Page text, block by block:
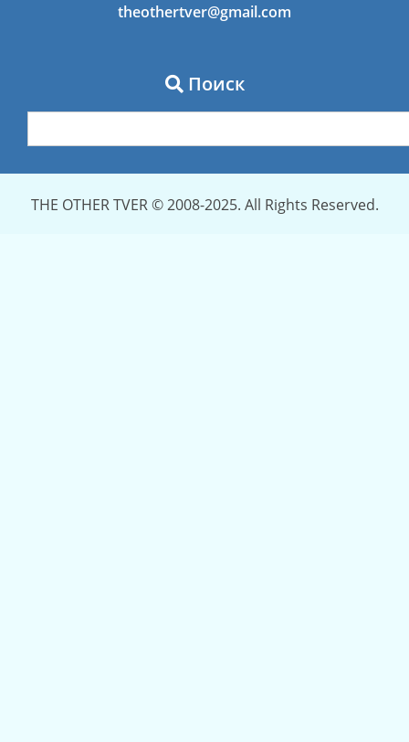
theothertver@gmail.com
Поиск
THE OTHER TVER © 2008-2025. All Rights Reserved.